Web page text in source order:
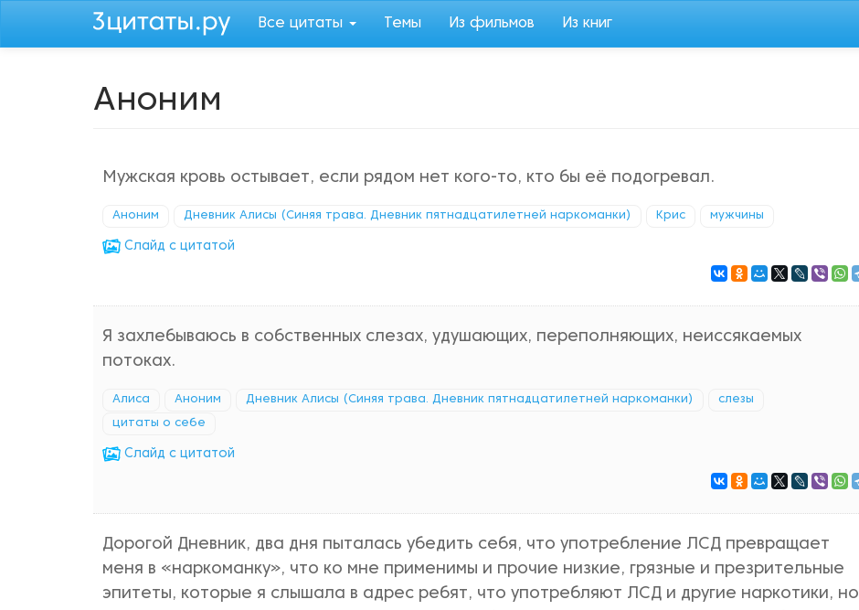
Все цитаты Темы Из фильмов Из книг
Аноним
Мужская кровь остывает, если рядом нет кого-то, кто бы её подогревал.
Аноним Дневник Алисы (Синяя трава. Дневник пятнадцатилетней наркоманки) Крис мужчины
Cлайд с цитатой
Я захлебываюсь в собственных слезах, удушающих, переполняющих, неиссякаемых
потоках.
Алиса Аноним Дневник Алисы (Синяя трава. Дневник пятнадцатилетней наркоманки) слезы
цитаты о себе
Cлайд с цитатой
Дорогой Дневник, два дня пыталась убедить себя, что употребление ЛСД превращает
меня в «наркоманку», что ко мне применимы и прочие низкие, грязные и презрительные
эпитеты, которые я слышала в адрес ребят, что употребляют ЛСД и другие наркотики, но